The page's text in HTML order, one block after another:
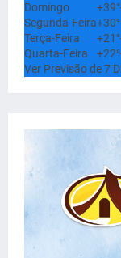
Domingo
+39°
Segunda-Feira+30°
Terça-Feira
+21°
Quarta-Feira
+22°
Ver Previsão de 7